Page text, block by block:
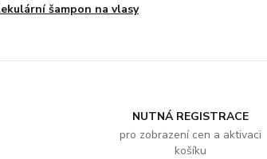
šampon na vlasy
NUTNÁ REGISTRACE
pro zobrazení cen a aktivaci
košíku